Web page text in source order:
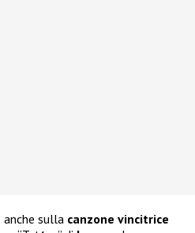
anche sulla canzone vincitrice